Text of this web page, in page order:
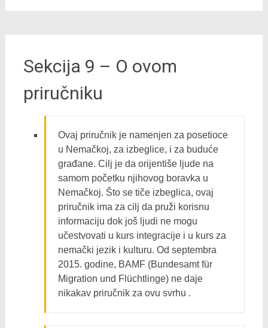
Sekcija 9 – O ovom
priručniku
Ovaj priručnik je namenjen za posetioce
u Nemačkој, za izbeglice, i za buduće
građane. Cilj je da orijentiše ljude na
samom početku njihovog boravka u
Nemačkoj. Što se tiče izbeglica, ovaj
priručnik ima za cilj da pruži korisnu
informaciju dok još ljudi ne mogu
učestvovati u kurs integracije i u kurs za
nemački jezik i kulturu. Od septembra
2015. godine, BAMF (Bundesamt für
Migration und Flüchtlinge) ne daje
nikakav priručnik za ovu svrhu .